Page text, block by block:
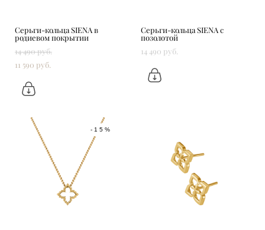
Серьги-кольца SIENA в
родиевом покрытии
14 490 pуб.
11 590 pуб.
Серьги-кольца SIENA с
позолотой
14 490 pуб.
-15%